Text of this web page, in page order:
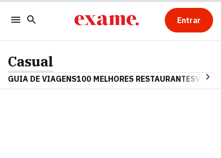
Entrar
Casual
GUIA DE VIAGENS100 MELHORES RESTAURANTES